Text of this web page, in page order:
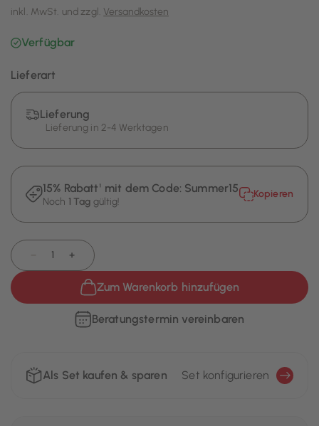
inkl. MwSt. und zzgl. Versandkosten
Verfügbar
Lieferart
Lieferung
Lieferung in 2-4 Werktagen
15% Rabatt¹ mit dem Code: Summer15
Noch 1 Tag gültig!
Kopieren
+
Zum Warenkorb hinzufügen
Beratungstermin vereinbaren
Als Set kaufen & sparen Set konfigurieren